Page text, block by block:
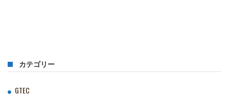
カテゴリー
GTEC